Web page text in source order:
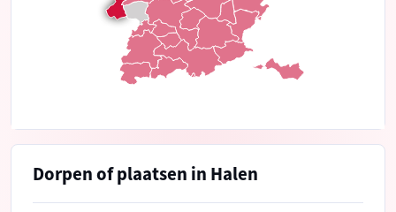
Dorpen of plaatsen in Halen